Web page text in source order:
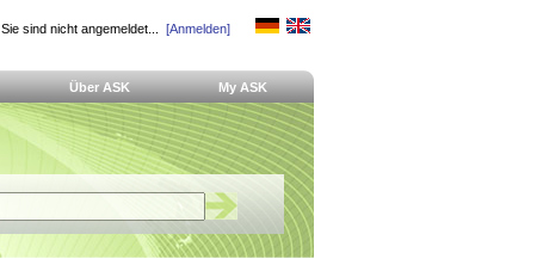
Sie sind nicht angemeldet... [Anmelden]
Über ASK My ASK